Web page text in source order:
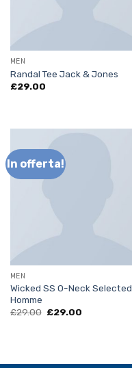
MEN
Randal Tee Jack & Jones
£29.00
In offerta!
MEN
Wicked SS O-Neck Selected
Homme
£29.00 Il£29.00Il